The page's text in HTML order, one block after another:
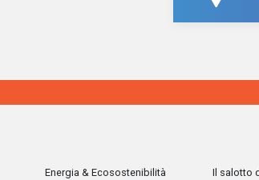
Energia & Ecosostenibilità
Il salotto